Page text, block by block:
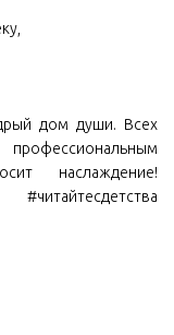
дом души. Всех
наслаждение!